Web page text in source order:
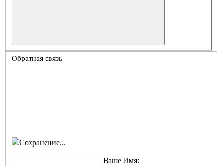
Обратная связь
Сохранение...
Ваше Имя: